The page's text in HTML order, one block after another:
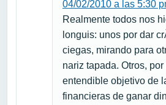
04/02/2010 a las 5:30
Realmente todos nos
longuis: unos por dar
ciegas, mirando para
nariz tapada. Otros, por
entendible objetivo de
financieras de ganar